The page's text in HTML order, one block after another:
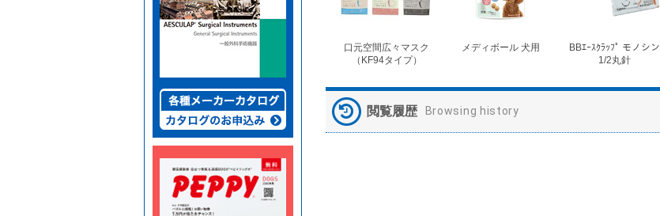
ペピイマジカルシーツ
口元空間広々マスク
（KF94タイプ）
メディボール 犬用
BBｴｰｽｸﾗｯﾌﾟ モノシン
1/2丸針
閲覧履歴 Browsing history